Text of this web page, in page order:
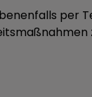
per